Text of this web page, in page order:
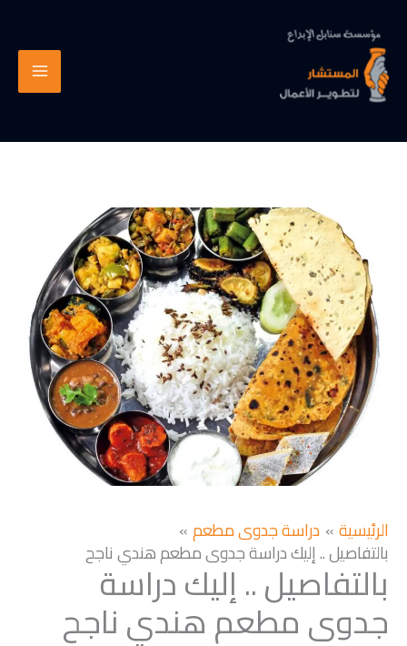
المحتوى
الرئيسية دراسة جدوى مطعم
بالتفاصيل .. إليك دراسة جدوى مطعم هندي ناجح
بالتفاصيل .. إليك دراسة
جدوى مطعم هندي ناجح